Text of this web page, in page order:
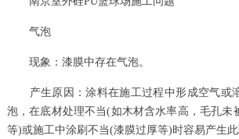
气泡
现象：漆膜中存在气泡。
产生原因：涂料在施工过程中形成空气或
泡，在底材处理不当(如木材含水率高，毛孔未
等)或施工中涂刷不当(漆膜过厚等)时容易产生此